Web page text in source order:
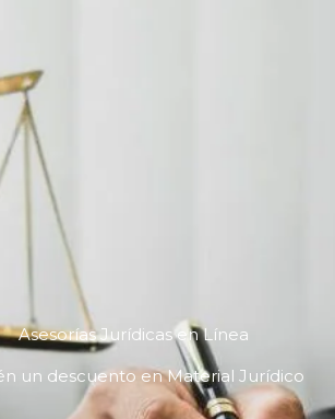
Asesorías Jurídicas en Línea
un descuento en Material Jurídico